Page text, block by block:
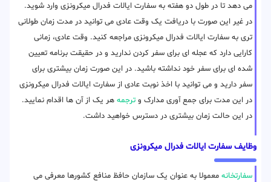
می دهد تا در طول دو هفته به سفارت ایالات فدرال میکرونزی وارد شوید.
در غیر این صورت با دریافت یک وقت عادی می توانید در مدت زمان طولانی
تری به سفارت ایالات فدرال میکرونزی مراجعه کنید. وقت عادی، زمانی
کارایی دارد که عجله ای برای سفر کردن ندارید و در حقیقت برنامه تعیین
شده ای برای سفر خود نداشته باشید. در این صورت زمان بیشتری برای
سفر دارید و می توانید با اخذ نوبت عادی از سفارت ایالات فدرال میکرونزی
در این مدت برای جمع آوری مدارک و ترجمه هر یک از آن ها اقدام نمایید.
در این حالت زمان بیشتری در دسترس خواهید داشت.
وظایف سفارت ایالات فدرال میکرونزی
سفارتخانه معمولا به عنوان یک سازمان حافظ منافع کشورها معرفی می